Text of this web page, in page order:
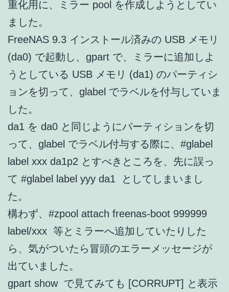
重化用に、ミラー pool を作成しようとしてい
ました。
FreeNAS 9.3 インストール済みの USB メモリ
(da0) で起動し、gpart で、ミラーに追加しよ
うとしている USB メモリ (da1) のパーティシ
ョンを切って、glabel でラベルを付与していま
した。
da1 を da0 と同じようにパーティションを切
って、glabel でラベル付与する際に、 #glabel
label xxx da1p2 とすべきところを、先に誤っ
て #glabel label yyy da1 としてしまいまし
た。
構わず、 #zpool attach freenas-boot 999999
label/xxx 等とミラーへ追加していたりした
ら、気がついたら冒頭のエラーメッセージが
出ていました。
gpart showで見てみても [CORRUPT] と表示